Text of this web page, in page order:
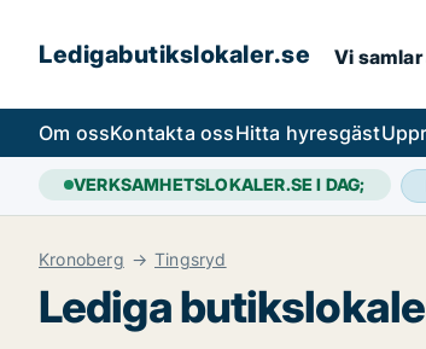
Ledigabutikslokaler.se Vi
Om ossKontakta ossHitta hyresgäst
VERKSAMHETSLOKALER.SE I DAG;
Kronoberg Tingsryd
Lediga